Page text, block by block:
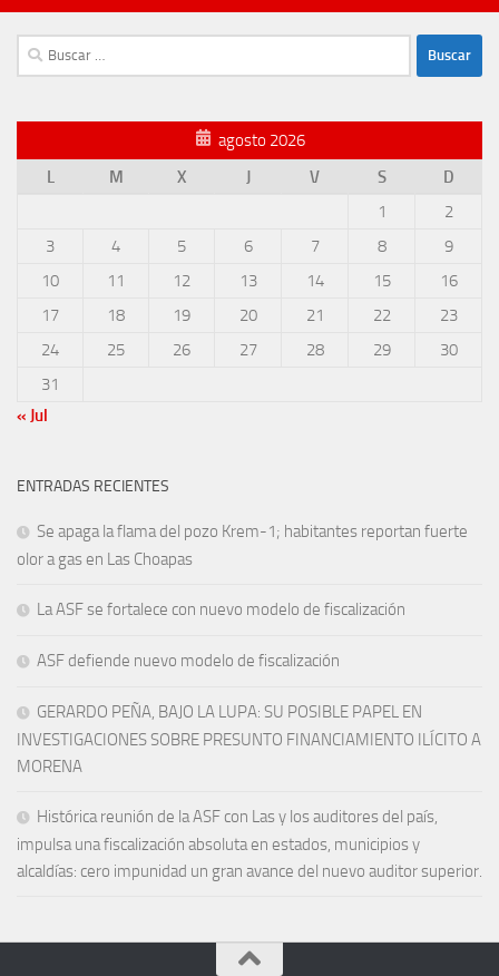
Buscar:
agosto 2026
L
M X J V S
D
1
2
3
4 5 6 7 8
9
10
11 12 13 14 15
16
17
18 19 20 21 22
23
24
25 26 27 28 29
30
31
« Jul
ENTRADAS RECIENTES
Se apaga la flama del pozo Krem-1; habitantes reportan fuerte
olor a gas en Las Choapas
La ASF se fortalece con nuevo modelo de fiscalización
ASF defiende nuevo modelo de fiscalización
GERARDO PEÑA, BAJO LA LUPA: SU POSIBLE PAPEL EN
INVESTIGACIONES SOBRE PRESUNTO FINANCIAMIENTO ILÍCITO A
MORENA
Histórica reunión de la ASF con Las y los auditores del país,
impulsa una fiscalización absoluta en estados, municipios y
alcaldías: cero impunidad un gran avance del nuevo auditor superior.